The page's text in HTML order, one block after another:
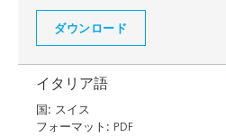
ダウンロード
イタリア語
国: スイス
フォーマット: PDF